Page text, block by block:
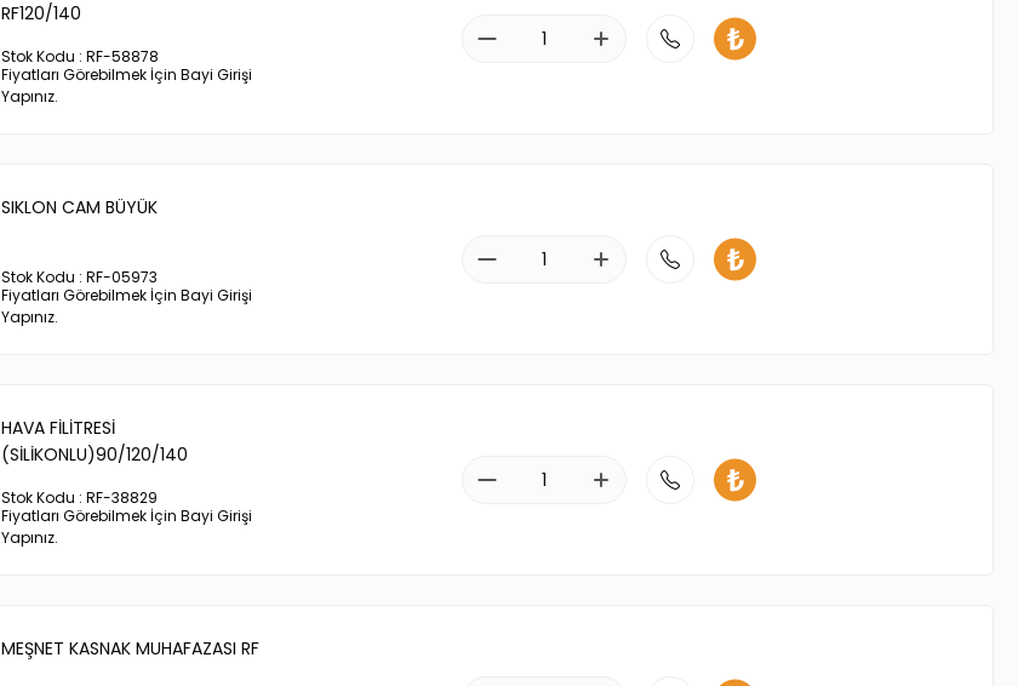
RF120/140
Stok Kodu : RF-58878
Fiyatları Görebilmek İçin Bayi Girişi
Yapınız.
SIKLON CAM BÜYÜK
Stok Kodu : RF-05973
Fiyatları Görebilmek İçin Bayi Girişi
Yapınız.
HAVA FİLİTRESİ
(SİLİKONLU)90/120/140
Stok Kodu : RF-38829
Fiyatları Görebilmek İçin Bayi Girişi
Yapınız.
MEŞNET KASNAK MUHAFAZASI RF